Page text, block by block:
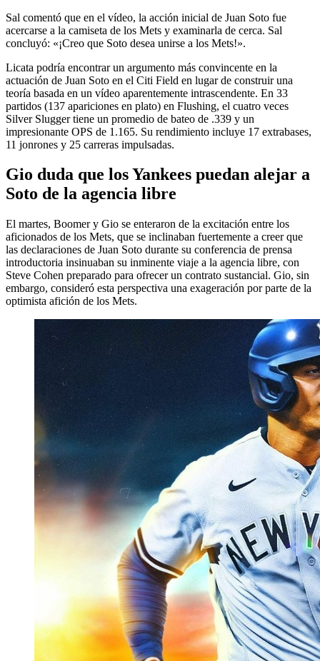
Sal comentó que en el vídeo, la acción inicial de Juan Soto fue
acercarse a la camiseta de los Mets y examinarla de cerca. Sal
concluyó: «¡Creo que Soto desea unirse a los Mets!».
Licata podría encontrar un argumento más convincente en la
actuación de Juan Soto en el Citi Field en lugar de construir una
teoría basada en un vídeo aparentemente intrascendente. En 33
partidos (137 apariciones en plato) en Flushing, el cuatro veces
Silver Slugger tiene un promedio de bateo de .339 y un
impresionante OPS de 1.165. Su rendimiento incluye 17 extrabases,
11 jonrones y 25 carreras impulsadas.
Gio duda que los Yankees puedan alejar a
Soto de la agencia libre
El martes, Boomer y Gio se enteraron de la excitación entre los
aficionados de los Mets, que se inclinaban fuertemente a creer que
las declaraciones de Juan Soto durante su conferencia de prensa
introductoria insinuaban su inminente viaje a la agencia libre, con
Steve Cohen preparado para ofrecer un contrato sustancial. Gio, sin
embargo, consideró esta perspectiva una exageración por parte de la
optimista afición de los Mets.